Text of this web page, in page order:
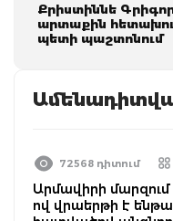
Քրիստիննե
արտաքին
պետի պաշտոնում
72568 դիտում
Արմավիրի
ով վրաերթի է